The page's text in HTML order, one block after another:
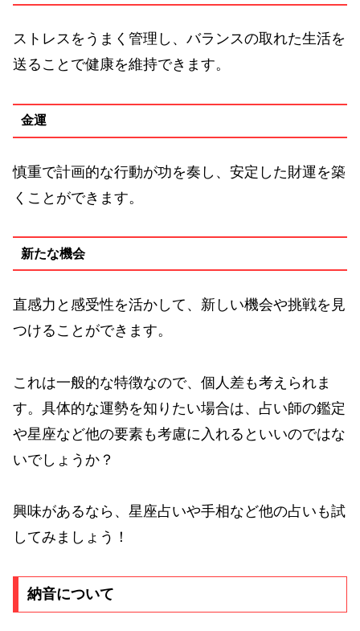
ストレスをうまく管理し、バランスの取れた生活を
送ることで健康を維持できます。
金運
慎重で計画的な行動が功を奏し、安定した財運を築
くことができます。
新たな機会
直感力と感受性を活かして、新しい機会や挑戦を見
つけることができます。
これは一般的な特徴なので、個人差も考えられま
す。具体的な運勢を知りたい場合は、占い師の鑑定
や星座など他の要素も考慮に入れるといいのではな
いでしょうか？
興味があるなら、星座占いや手相など他の占いも試
してみましょう！
納音について